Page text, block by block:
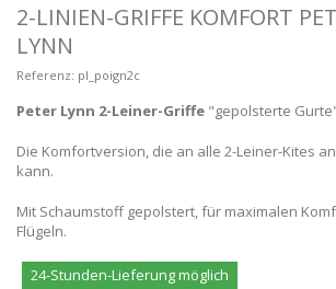
2-LINIEN-GRIFFE KOMFORT
LYNN
Referenz: pl_poign2c
Peter Lynn 2-Leiner-Griffe "gepolsterte
Die Komfortversion, die an alle 2-Leiner-Kites
kann.
Mit Schaumstoff gepolstert, für maximalen
Flügeln.
24-Stunden-Lieferung möglich